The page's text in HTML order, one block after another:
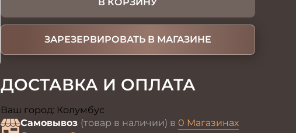
ЗАРЕЗЕРВИРОВАТЬ В МАГАЗИНЕ
ДОСТАВКА И ОПЛАТА
Ваш город: Колумбус
Самовывоз (товар в наличии) в 0 Магазинах